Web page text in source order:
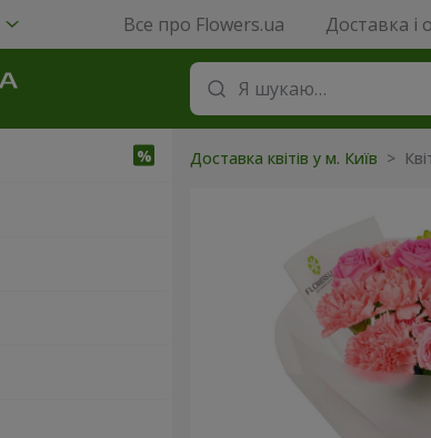
Все про Flowers.ua Доставка і
Доставка квітів у м. Київ >